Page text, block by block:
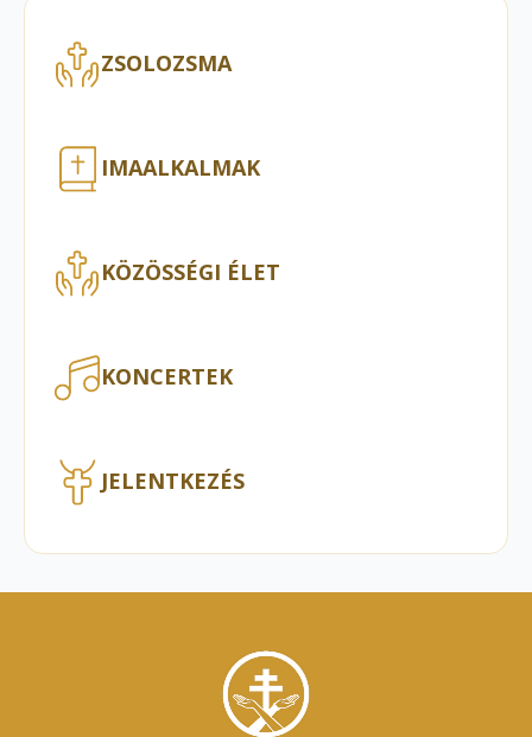
ZSOLOZSMA
IMAALKALMAK
KÖZÖSSÉGI ÉLET
KONCERTEK
JELENTKEZÉS